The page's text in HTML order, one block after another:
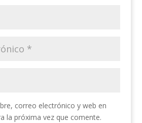
correo electrónico y web en
la próxima vez que comente.